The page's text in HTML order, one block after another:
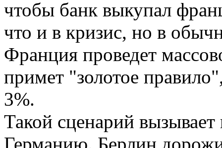
чтобы банк выкупал
что и в кризис, но в
Франция проведет
примет "золотое
3%.
Такой сценарий